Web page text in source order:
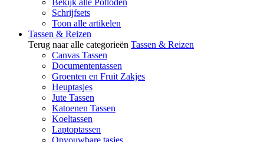
Bekijk alle Potloden
Schrijfsets
Toon alle artikelen
Tassen & Reizen
Terug naar alle categorieën Tassen & Reizen
Canvas Tassen
Documententassen
Groenten en Fruit Zakjes
Heuptasjes
Jute Tassen
Katoenen Tassen
Koeltassen
Laptoptassen
Opvouwbare tasjes